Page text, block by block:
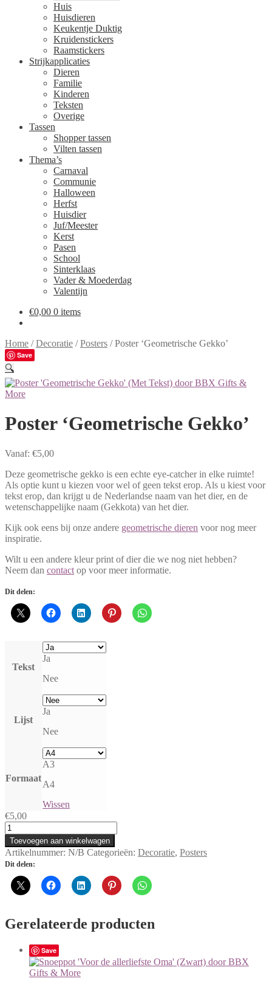
Huis
Huisdieren
Keukentje Duktig
Kruidenstickers
Raamstickers
Strijkapplicaties
Dieren
Familie
Kinderen
Teksten
Overige
Tassen
Shopper tassen
Vilten tassen
Thema’s
Carnaval
Communie
Halloween
Herfst
Huisdier
Juf/Meester
Kerst
Pasen
School
Sinterklaas
Vader & Moederdag
Valentijn
€0,00 0 items
Home /Decoratie /Posters /Poster ‘Geometrische Gekko’
Save
🔍
Poster ‘Geometrische Gekko’
Vanaf: €5,00
Deze geometrische gekko is een echte eye-catcher in elke ruimte!
Als optie kunt u kiezen voor wel of geen tekst erop. Als u kiest voor
tekst erop, dan krijgt u de Nederlandse naam van het dier, en de
wetenschappelijke naam (Gekkota) van het dier.
Kijk ook eens bij onze andere geometrische dieren voor nog meer
inspiratie.
Wilt u een andere kleur print of dier die we nog niet hebben?
Neem dan contact op voor meer informatie.
Dit delen:
Tekst
Ja
Nee
Lijst
Ja
Nee
Formaat
A3
A4
Wissen
€5,00
Poster
'Geometrische
Gekko'
aantal
Toevoegen aan winkelwagen
Artikelnummer: N/B Categorieën: Decoratie, Posters
Dit delen:
Gerelateerde producten
Save